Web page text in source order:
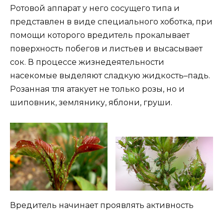
Ротовой аппарат у него сосущего типа и
представлен в виде специального хоботка, при
помощи которого вредитель прокалывает
поверхность побегов и листьев и высасывает
сок. В процессе жизнедеятельности
насекомые выделяют сладкую жидкость–падь.
Розанная тля атакует не только розы, но и
шиповник, землянику, яблони, груши.
Вредитель начинает проявлять активность